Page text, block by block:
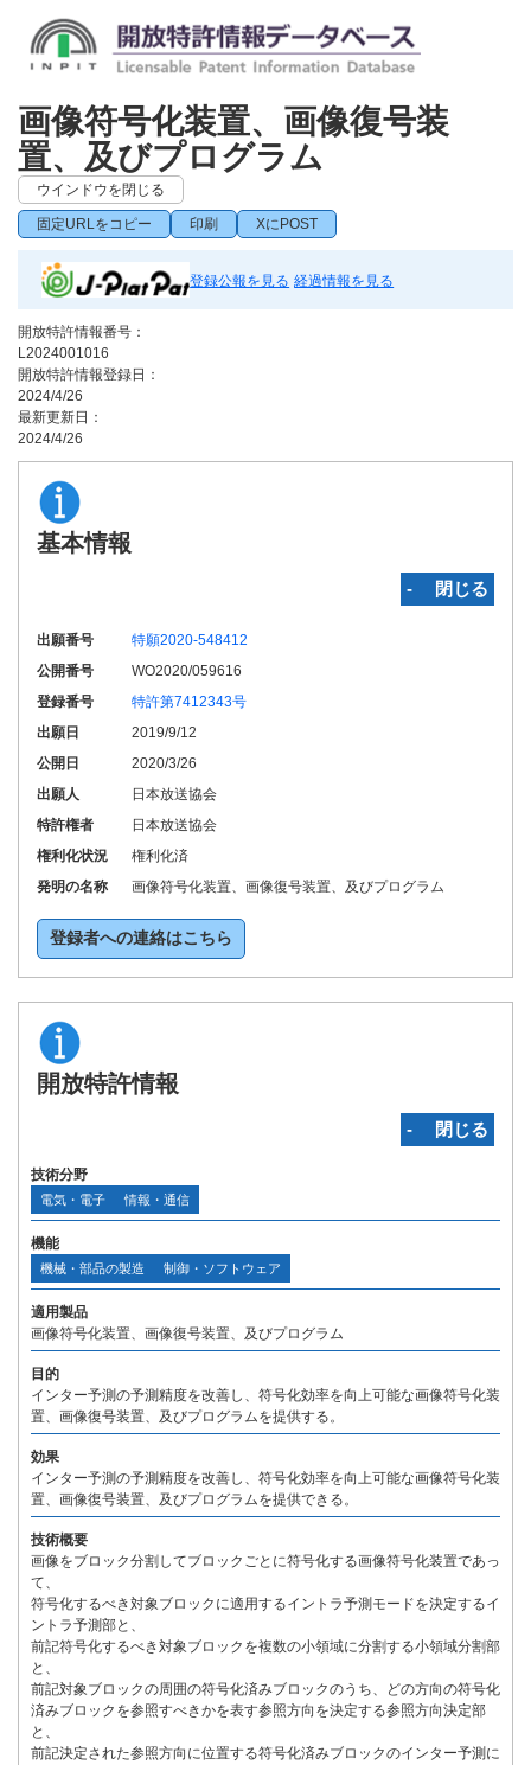
画像符号化装置、画像復号装
置、及びプログラム
ウインドウを閉じる
固定URLをコピー 印刷 XにPOST
登録公報を見る 経過情報を見る
開放特許情報番号：
L2024001016
開放特許情報登録日：
2024/4/26
最新更新日：
2024/4/26
基本情報
‐ 閉じる
出願番号
特願2020-548412
公開番号
WO2020/059616
登録番号
特許第7412343号
出願日
2019/9/12
公開日
2020/3/26
出願人
日本放送協会
特許権者
日本放送協会
権利化状況
権利化済
発明の名称
画像符号化装置、画像復号装置、及びプログラム
登録者への連絡はこちら
開放特許情報
‐ 閉じる
技術分野
電気・電子 情報・通信
機能
機械・部品の製造 制御・ソフトウェア
適用製品
画像符号化装置、画像復号装置、及びプログラム
目的
インター予測の予測精度を改善し、符号化効率を向上可能な画像符号化装
置、画像復号装置、及びプログラムを提供する。
効果
インター予測の予測精度を改善し、符号化効率を向上可能な画像符号化装
置、画像復号装置、及びプログラムを提供できる。
技術概要
画像をブロック分割してブロックごとに符号化する画像符号化装置であっ
て、
符号化するべき対象ブロックに適用するイントラ予測モードを決定するイ
ントラ予測部と、
前記符号化するべき対象ブロックを複数の小領域に分割する小領域分割部
と、
前記対象ブロックの周囲の符号化済みブロックのうち、どの方向の符号化
済みブロックを参照すべきかを表す参照方向を決定する参照方向決定部
と、
前記決定された参照方向に位置する符号化済みブロックのインター予測に